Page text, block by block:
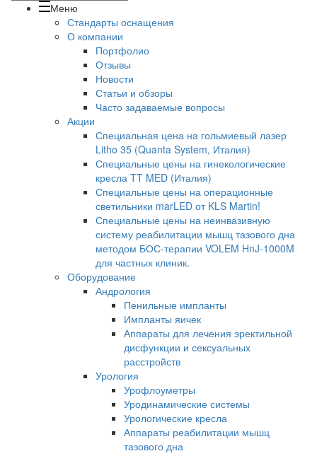
Меню
Стандарты оснащения
О компании
Портфолио
Отзывы
Новости
Статьи и обзоры
Часто задаваемые вопросы
Акции
Специальная цена на гольмиевый лазер
Litho 35 (Quanta System, Италия)
Специальные цены на гинекологические
кресла TT MED (Италия)
Специальные цены на операционные
светильники marLED от KLS Martin!
Специальные цены на неинвазивную
систему реабилитации мышц тазового дна
методом БОС-терапии VOLEM HnJ-1000M
для частных клиник.
Оборудование
Андрология
Пенильные импланты
Импланты яичек
Аппараты для лечения эректильной
дисфункции и сексуальных
расстройств
Урология
Урофлоуметры
Уродинамические системы
Урологические кресла
Аппараты реабилитации мышц
тазового дна